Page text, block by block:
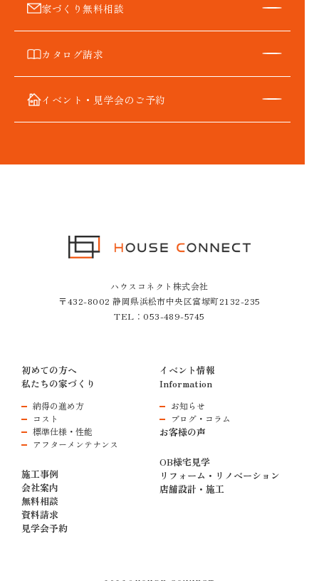
家づくり無料相談
カタログ請求
イベント・見学会のご予約
ハウスコネクト株式会社
〒432-8002 静岡県浜松市中央区富塚町2132-235
TEL：053-489-5745
初めての方へ
私たちの家づくり
納得の進め方
コスト
標準仕様・性能
アフターメンテナンス
施工事例
会社案内
無料相談
資料請求
見学会予約
イベント情報
Information
お知らせ
ブログ・コラム
お客様の声
OB様宅見学
リフォーム・リノベーション
店舗設計・施工